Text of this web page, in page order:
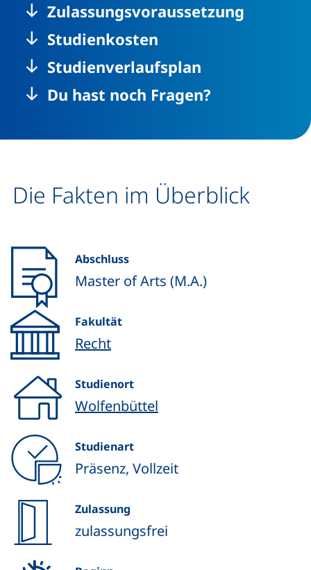
Zulassungsvoraussetzung
Studienkosten
Studienverlaufsplan
Du hast noch Fragen?
Die Fakten im Überblick
Abschluss
Master of Arts (M.A.)
Fakultät
Recht
Studienort
Wolfenbüttel
Studienart
Präsenz, Vollzeit
Zulassung
zulassungsfrei